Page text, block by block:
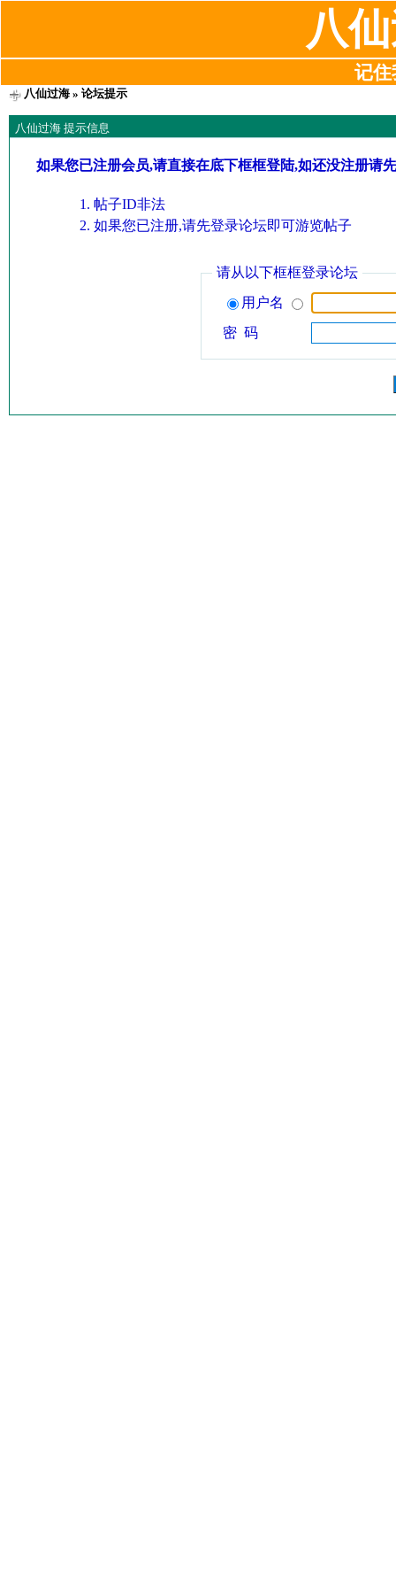
八
记住
八仙过海» 论坛提示
八仙过海 提示信息
如果您已注册会员,请直接在底下框框登陆,如还没注册请
帖子ID非法
如果您已注册,请先登录论坛即可游览帖子
请从以下框框登录论坛
用户名
密 码